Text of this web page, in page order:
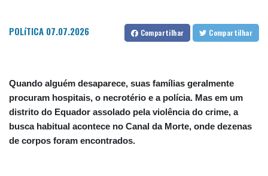
POLíTICA 07.07.2026 Compartilhar Compartilhar
Quando alguém desaparece, suas famílias geralmente
procuram hospitais, o necrotério e a polícia. Mas em um
distrito do Equador assolado pela violência do crime, a
busca habitual acontece no Canal da Morte, onde dezenas
de corpos foram encontrados.